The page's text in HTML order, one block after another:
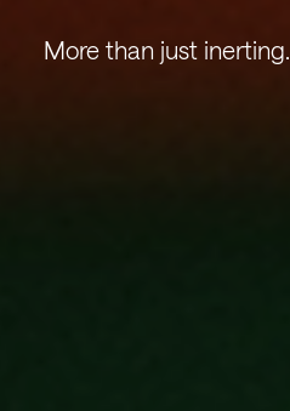
More than just inerting.